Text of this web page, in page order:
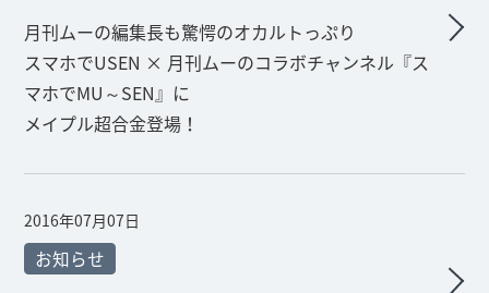
月刊ムーの編集長も驚愕のオカルトっぷり
スマホでUSEN × 月刊ムーのコラボチャンネル『ス
マホでMU～SEN』に
メイプル超合金登場！
2016年07月07日
お知らせ